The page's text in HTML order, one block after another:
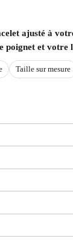
ajusté à
poignet et votre
Taille sur mesure